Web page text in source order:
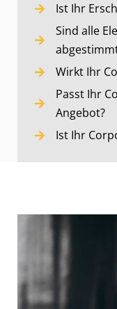
Ist Ihr
Sind alle
Wirkt Ihr
Passt Ihr
Angebot?
Ist Ihr